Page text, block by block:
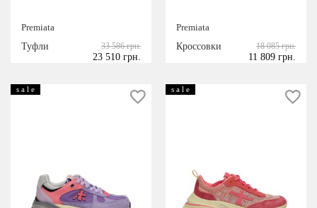
Premiata
Туфли
33 586 грн.
23 510 грн.
Premiata
Кроссовки
18 085 грн.
11 809 грн.
s a l e s a l e